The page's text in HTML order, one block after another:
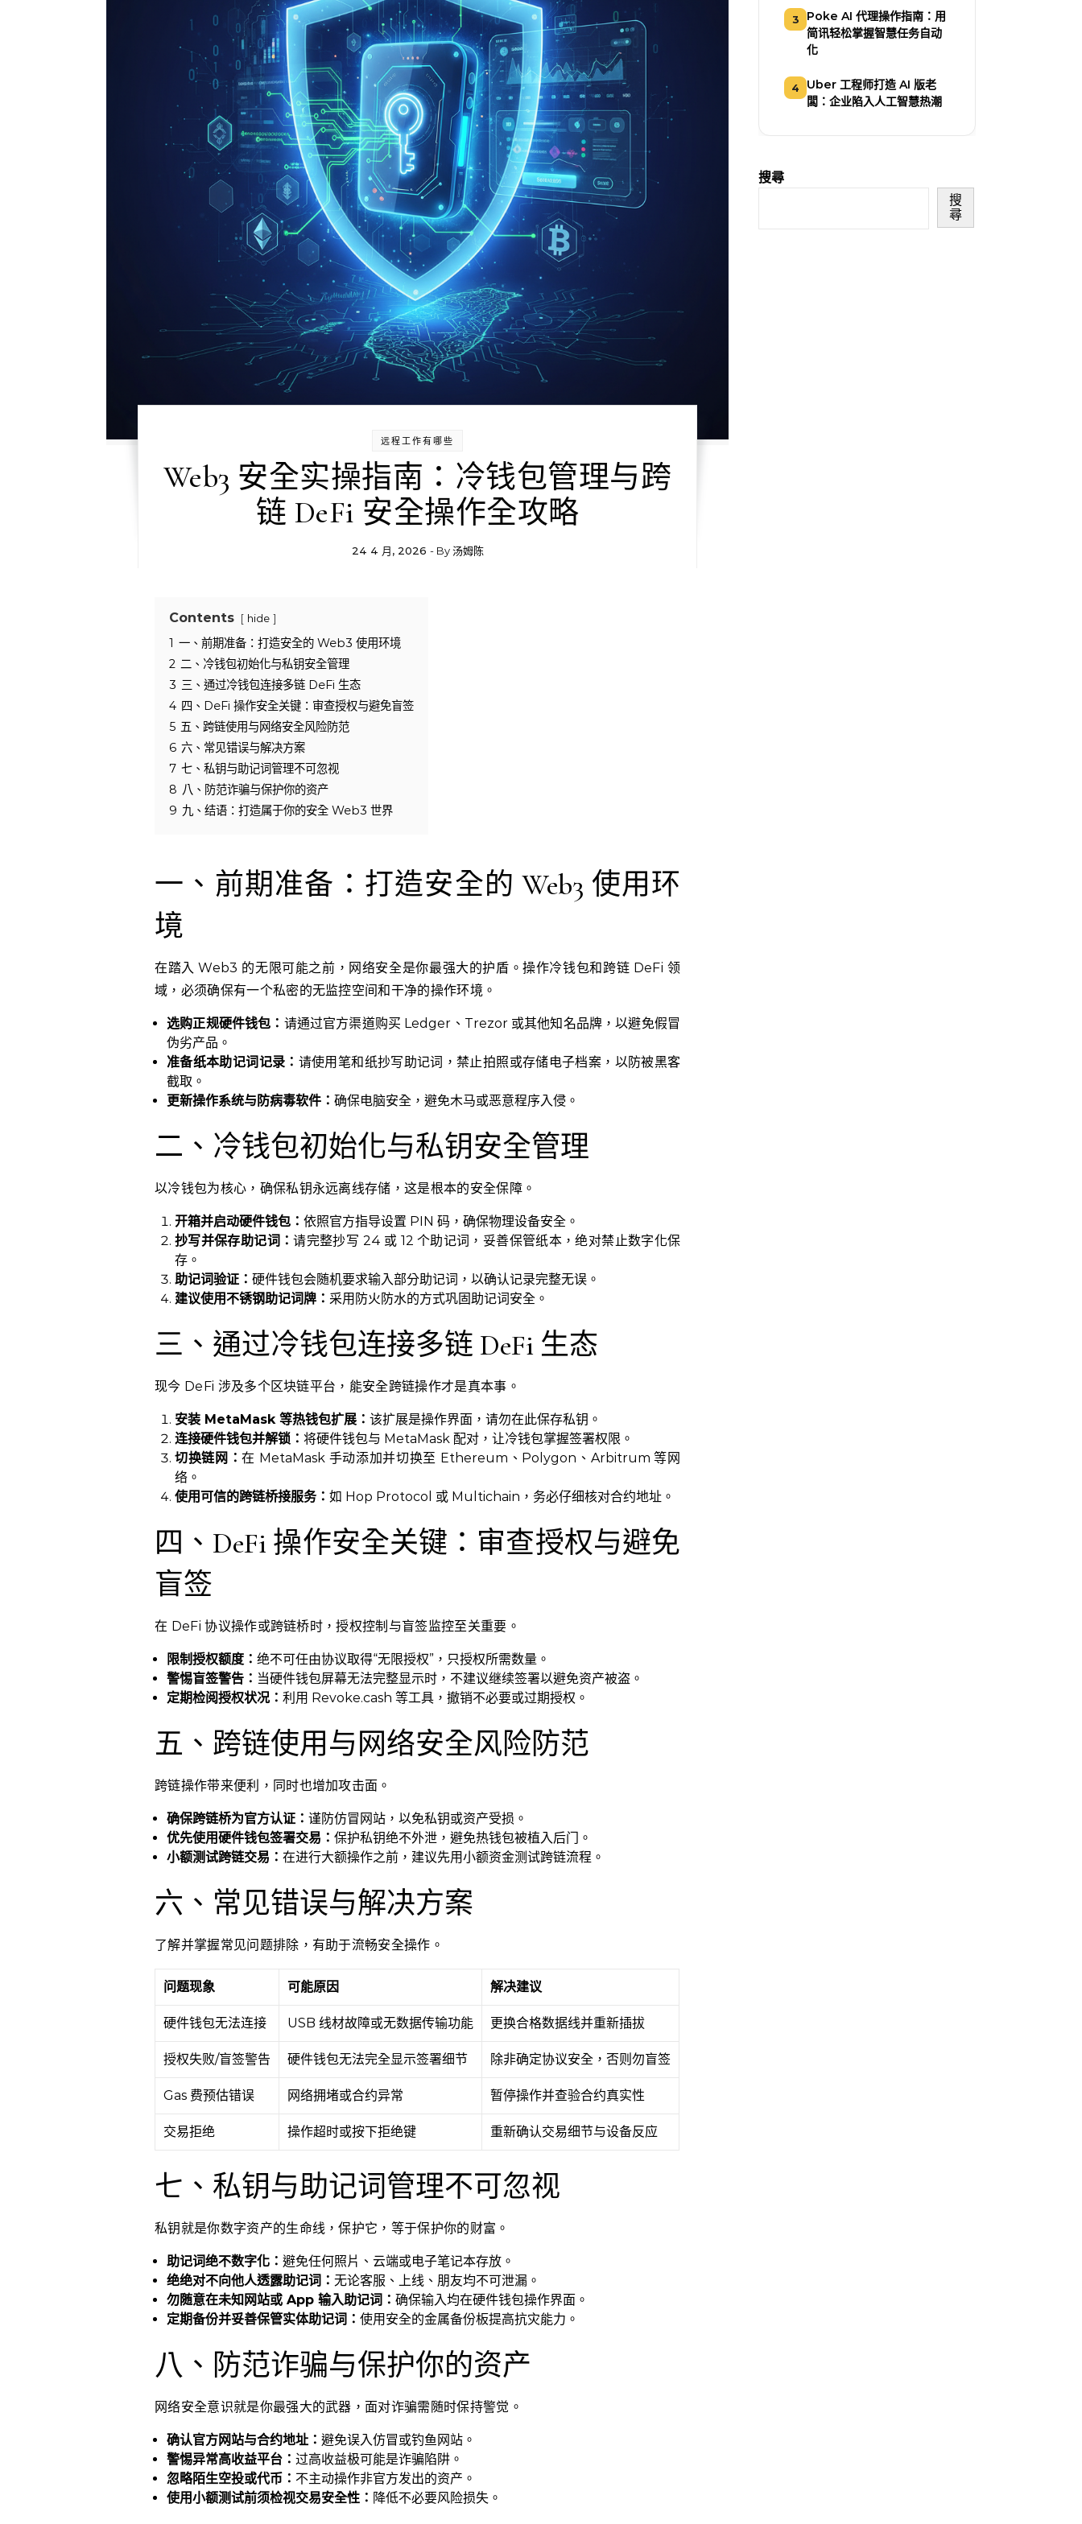
远程工作有哪些
Web3 安全实操指南：冷钱包管理与跨
链 DeFi 安全操作全攻略
24 4 月, 2026 - By汤姆陈
Contents hide
1 一、前期准备：打造安全的 Web3 使用环境
2 二、冷钱包初始化与私钥安全管理
3 三、通过冷钱包连接多链 DeFi 生态
4 四、DeFi 操作安全关键：审查授权与避免盲签
5 五、跨链使用与网络安全风险防范
6 六、常见错误与解决方案
7 七、私钥与助记词管理不可忽视
8 八、防范诈骗与保护你的资产
9 九、结语：打造属于你的安全 Web3 世界
一、前期准备：打造安全的 Web3 使用环
境
在踏入 Web3 的无限可能之前，网络安全是你最强大的护盾。操作冷钱包和跨链 DeFi 领
域，必须确保有一个私密的无监控空间和干净的操作环境。
选购正规硬件钱包： 请通过官方渠道购买 Ledger、Trezor 或其他知名品牌，以避免假冒
伪劣产品。
准备纸本助记词记录： 请使用笔和纸抄写助记词，禁止拍照或存储电子档案，以防被黑客
截取。
更新操作系统与防病毒软件： 确保电脑安全，避免木马或恶意程序入侵。
二、冷钱包初始化与私钥安全管理
以冷钱包为核心，确保私钥永远离线存储，这是根本的安全保障。
开箱并启动硬件钱包： 依照官方指导设置 PIN 码，确保物理设备安全。
抄写并保存助记词：请完整抄写 24 或 12 个助记词，妥善保管纸本，绝对禁止数字化保
存。
助记词验证： 硬件钱包会随机要求输入部分助记词，以确认记录完整无误。
建议使用不锈钢助记词牌： 采用防火防水的方式巩固助记词安全。
三、通过冷钱包连接多链 DeFi 生态
现今 DeFi 涉及多个区块链平台，能安全跨链操作才是真本事。
安装 MetaMask 等热钱包扩展： 该扩展是操作界面，请勿在此保存私钥。
连接硬件钱包并解锁： 将硬件钱包与 MetaMask 配对，让冷钱包掌握签署权限。
切换链网：在 MetaMask 手动添加并切换至 Ethereum、Polygon、Arbitrum 等网
络。
使用可信的跨链桥接服务： 如 Hop Protocol 或 Multichain，务必仔细核对合约地址。
四、DeFi 操作安全关键：审查授权与避免
盲签
在 DeFi 协议操作或跨链桥时，授权控制与盲签监控至关重要。
限制授权额度： 绝不可任由协议取得“无限授权”，只授权所需数量。
警惕盲签警告： 当硬件钱包屏幕无法完整显示时，不建议继续签署以避免资产被盗。
定期检阅授权状况： 利用 Revoke.cash 等工具，撤销不必要或过期授权。
五、跨链使用与网络安全风险防范
跨链操作带来便利，同时也增加攻击面。
确保跨链桥为官方认证： 谨防仿冒网站，以免私钥或资产受损。
优先使用硬件钱包签署交易： 保护私钥绝不外泄，避免热钱包被植入后门。
小额测试跨链交易： 在进行大额操作之前，建议先用小额资金测试跨链流程。
六、常见错误与解决方案
了解并掌握常见问题排除，有助于流畅安全操作。
问题现象 可能原因 解决建议
硬件钱包无法连接 USB 线材故障或无数据传输功能 更换合格数据线并重新插拔
授权失败/盲签警告 硬件钱包无法完全显示签署细节 除非确定协议安全，否则勿盲签
Gas 费预估错误 网络拥堵或合约异常 暂停操作并查验合约真实性
交易拒绝 操作超时或按下拒绝键 重新确认交易细节与设备反应
七、私钥与助记词管理不可忽视
私钥就是你数字资产的生命线，保护它，等于保护你的财富。
助记词绝不数字化： 避免任何照片、云端或电子笔记本存放。
绝绝对不向他人透露助记词： 无论客服、上线、朋友均不可泄漏。
勿随意在未知网站或 App 输入助记词： 确保输入均在硬件钱包操作界面。
定期备份并妥善保管实体助记词： 使用安全的金属备份板提高抗灾能力。
八、防范诈骗与保护你的资产
网络安全意识就是你最强大的武器，面对诈骗需随时保持警觉。
确认官方网站与合约地址： 避免误入仿冒或钓鱼网站。
警惕异常高收益平台： 过高收益极可能是诈骗陷阱。
忽略陌生空投或代币： 不主动操作非官方发出的资产。
使用小额测试前须检视交易安全性： 降低不必要风险损失。
3
Poke AI 代理操作指南：用
简讯轻松掌握智慧任务自动
化
4
Uber 工程师打造 AI 版老
闆：企业陷入人工智慧热潮
搜尋
搜
尋